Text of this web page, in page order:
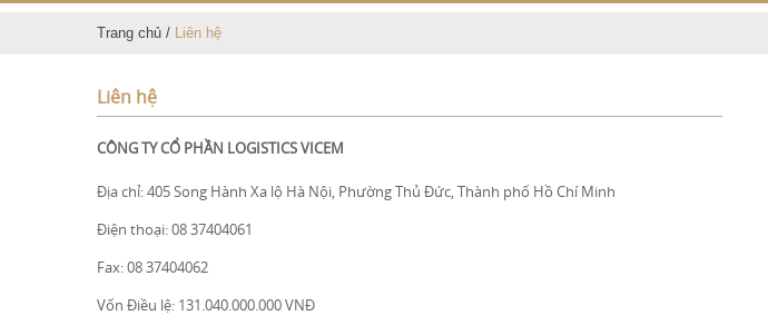
Trang chủ / Liên hệ
Liên hệ
CÔNG TY CỔ PHẦN LOGISTICS VICEM
Địa chỉ: 405 Song Hành Xa lộ Hà Nội, Phường Thủ Đức, Thành phố Hồ Chí Minh
Điện thoại: 08 37404061
Fax: 08 37404062
Vốn Điều lệ: 131.040.000.000 VNĐ